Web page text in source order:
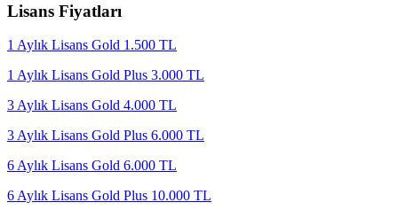
Lisans Fiyatları
1 Aylık Lisans Gold 1.500 TL
1 Aylık Lisans Gold Plus 3.000 TL
3 Aylık Lisans Gold 4.000 TL
3 Aylık Lisans Gold Plus 6.000 TL
6 Aylık Lisans Gold 6.000 TL
6 Aylık Lisans Gold Plus 10.000 TL